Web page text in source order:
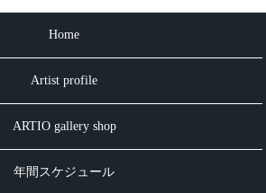
Home
Artist profile
ARTIO gallery shop
年間スケジュール